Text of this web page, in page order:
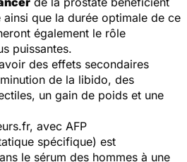
que la durée optimale de ce
également le rôle
puissantes.
des effets secondaires
de la libido, des
un gain de poids et une
avec AFP
spécifique) est
le sérum des hommes à une